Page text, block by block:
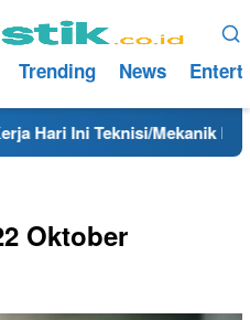
Trending News
Teknisi/Mekanik DAMRI
Oktober